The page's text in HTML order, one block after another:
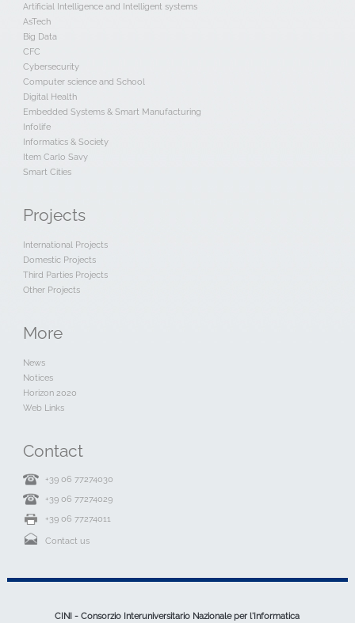
Artificial Intelligence and Intelligent systems
AsTech
Big Data
CFC
Cybersecurity
Computer science and School
Digital Health
Embedded Systems & Smart Manufacturing
Infolife
Informatics & Society
Item Carlo Savy
Smart Cities
Projects
International Projects
Domestic Projects
Third Parties Projects
Other Projects
More
News
Notices
Horizon 2020
Web Links
Contact
+39 06 77274030
+39 06 77274029
+39 06 77274011
Contact us
CINI - Consorzio Interuniversitario Nazionale per l'Informatica